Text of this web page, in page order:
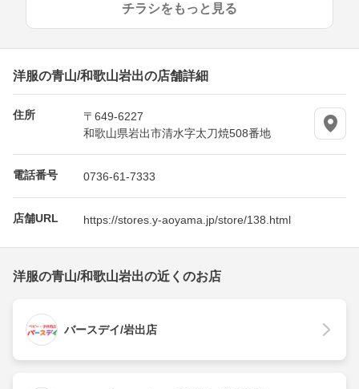
チラシをもっと見る
洋服の青山/和歌山岩出の店舗詳細
住所
〒649-6227
和歌山県岩出市清水字太刀焼508番地
電話番号 0736-61-7333
店舗URL https://stores.y-aoyama.jp/store/138.html
洋服の青山/和歌山岩出の近くのお店
バースデイ/岩出店